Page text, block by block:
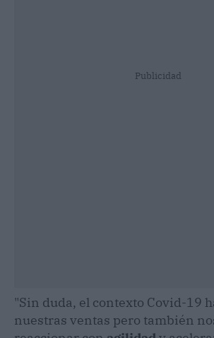
Publicidad
"Sin duda, el contexto Covid-19
nuestras ventas pero también